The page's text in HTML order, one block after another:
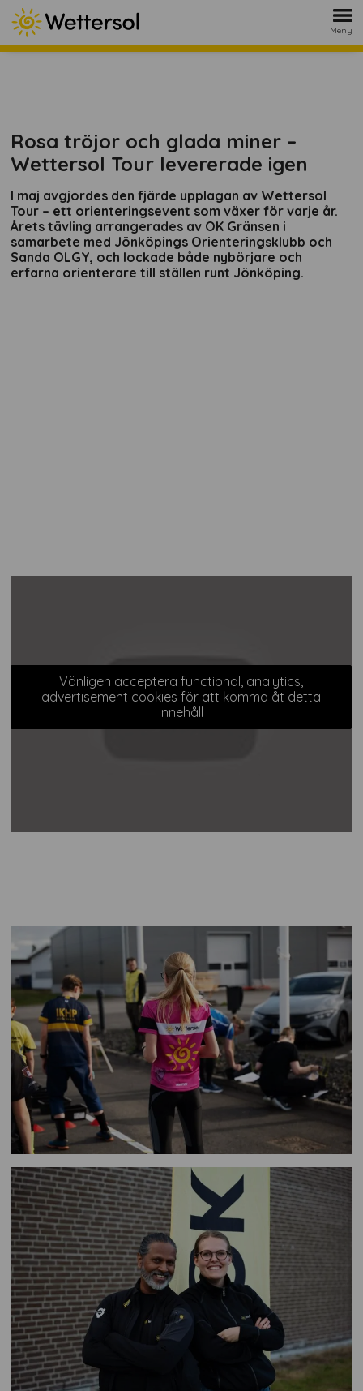
Meny
Rosa tröjor och glada miner –
Wettersol Tour levererade igen
I maj avgjordes den fjärde upplagan av Wettersol
Tour – ett orienteringsevent som växer för varje år.
Årets tävling arrangerades av OK Gränsen i
samarbete med Jönköpings Orienteringsklubb och
Sanda OLGY, och lockade både nybörjare och
erfarna orienterare till ställen runt Jönköping.
Vänligen acceptera functional, analytics,
advertisement cookies för att komma åt detta
innehåll